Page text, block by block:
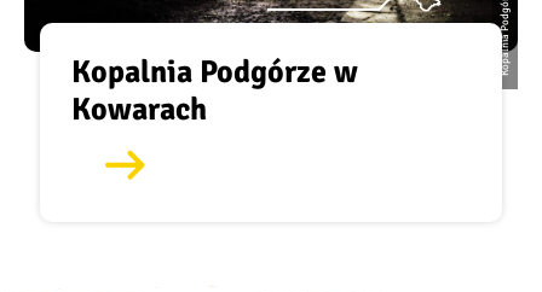
Kopalnia Podgórze w
Kowarach